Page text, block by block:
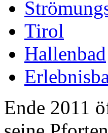
Tirol
Hallenbad
Ende 2011